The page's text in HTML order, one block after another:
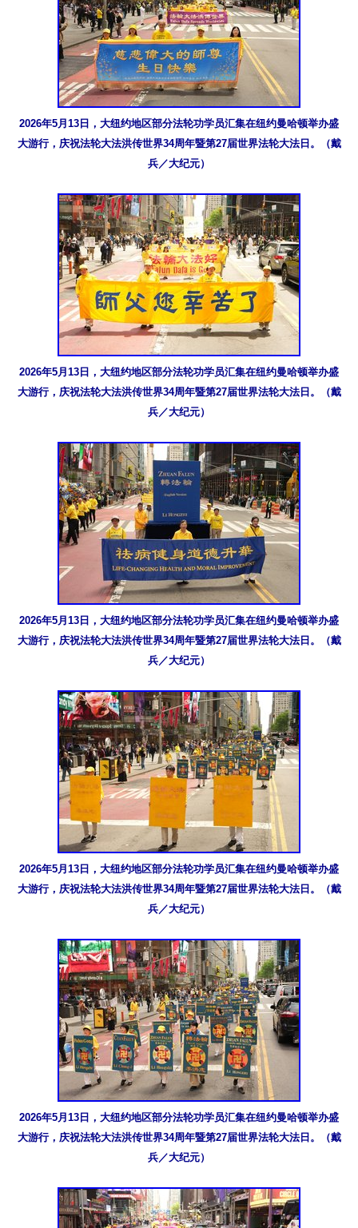
2026年5月13日，大纽约地区部分法轮功学员汇集在纽约曼哈顿举办盛
大游行，庆祝法轮大法洪传世界34周年暨第27届世界法轮大法日。（戴
兵／大纪元）
2026年5月13日，大纽约地区部分法轮功学员汇集在纽约曼哈顿举办盛
大游行，庆祝法轮大法洪传世界34周年暨第27届世界法轮大法日。（戴
兵／大纪元）
2026年5月13日，大纽约地区部分法轮功学员汇集在纽约曼哈顿举办盛
大游行，庆祝法轮大法洪传世界34周年暨第27届世界法轮大法日。（戴
兵／大纪元）
2026年5月13日，大纽约地区部分法轮功学员汇集在纽约曼哈顿举办盛
大游行，庆祝法轮大法洪传世界34周年暨第27届世界法轮大法日。（戴
兵／大纪元）
2026年5月13日，大纽约地区部分法轮功学员汇集在纽约曼哈顿举办盛
大游行，庆祝法轮大法洪传世界34周年暨第27届世界法轮大法日。（戴
兵／大纪元）